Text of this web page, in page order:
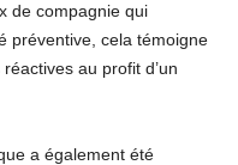
de compagnie qui
préventive, cela témoigne
au profit d’un
a également été